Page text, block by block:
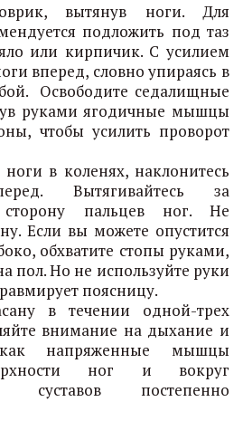
вытянув ноги. Для
подложить под таз
или кирпичик. С усилием
вперед, словно упираясь в
Освободите седалищные
руками ягодичные мышцы
чтобы усилить проворот
ноги в коленях, наклонитесь
Вытягивайтесь за
пальцев ног. Не
Если вы можете опустится
обхватите стопы руками,
пол. Но не используйте руки
поясницу.
в течении одной-трех
внимание на дыхание и
как напряженные мышцы
ног и вокруг
суставов постепенно